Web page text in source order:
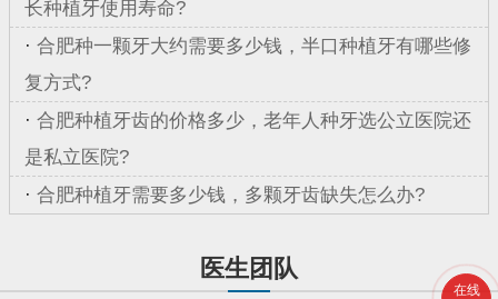
长种植牙使用寿命?
· 合肥种一颗牙大约需要多少钱，半口种植牙有哪些修
复方式?
· 合肥种植牙齿的价格多少，老年人种牙选公立医院还
是私立医院?
· 合肥种植牙需要多少钱，多颗牙齿缺失怎么办?
医生团队
在线